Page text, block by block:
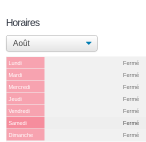
Horaires
Lundi
Fermé
Mardi
Fermé
Mercredi
Fermé
Jeudi
Fermé
Vendredi
Fermé
Samedi
Fermé
Dimanche
Fermé